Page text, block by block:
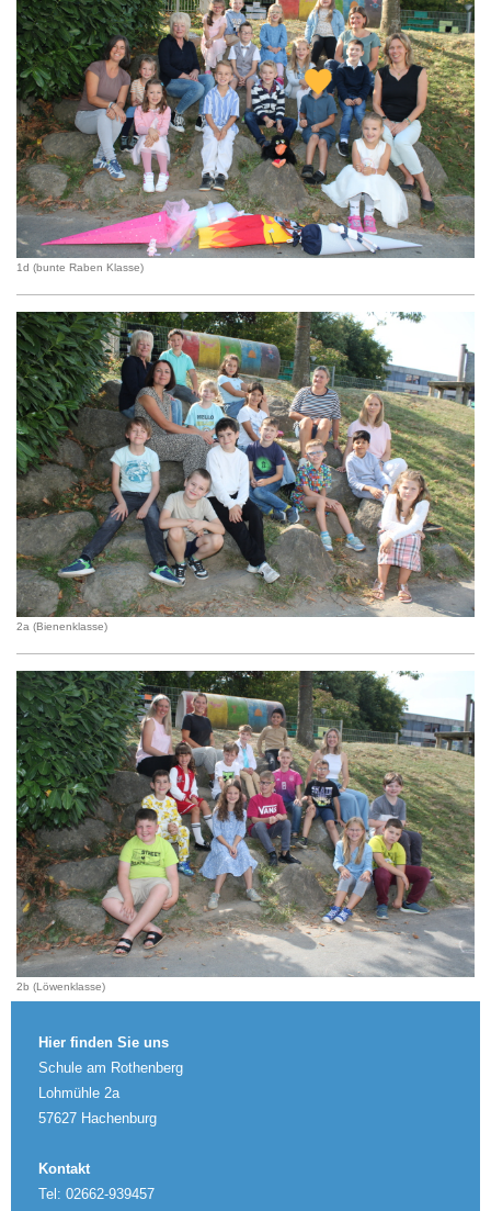
1d (bunte Raben Klasse)
2a (Bienenklasse)
2b (Löwenklasse)
Hier finden Sie uns
Schule am Rothenberg
Lohmühle 2a
57627 Hachenburg
Kontakt
Tel: 02662-939457